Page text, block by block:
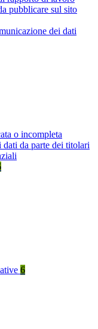
pubblicare sul sito
dei dati
o incompleta
dati da parte dei titolari
6